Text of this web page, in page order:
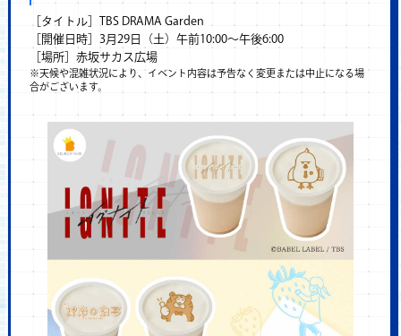
［タイトル］TBS DRAMA Garden
［開催日時］3月29日（土）午前10:00～午後6:00
［場所］赤坂サカス広場
※天候や混雑状況により、イベント内容は予告なく変更または中止になる場
合がございます。